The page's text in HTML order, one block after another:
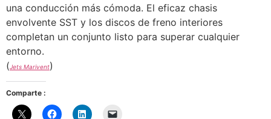
una conducción más cómoda. El eficaz chasis
envolvente SST y los discos de freno interiores
completan un conjunto listo para superar cualquier
entorno.
(Jets Marivent)
Comparte :